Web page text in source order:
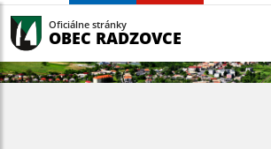
Oficiálne stránky
OBEC RADZOVCE